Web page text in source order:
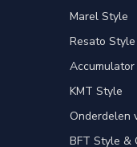
Marel Style
Resato Style
Accumulator
KMT Style
Onderdelen
BFT Style &